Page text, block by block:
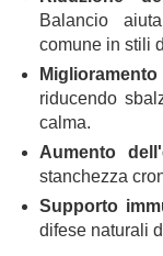
Balancio
comune in stili
riducendo
calma.
Aumento
stanchezza
Supporto
difese naturali